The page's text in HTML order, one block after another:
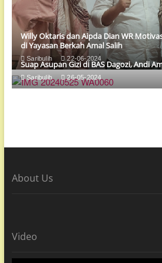
Willy Oktaris dan Aipda Dian WR
di Yayasan Berkah Amal Salih
Saribulih 22-06-2024
Suap Asupan Gizi di BAS Dagozi, Andi
Saribulih 26-05-2024
About Us
Video